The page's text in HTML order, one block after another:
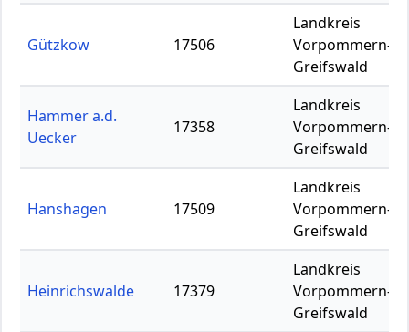
Gützkow 17506
Landkreis
Vorpommern-
Greifswald
Hammer a.d.
Uecker
17358
Landkreis
Vorpommern-
Greifswald
Hanshagen 17509
Landkreis
Vorpommern-
Greifswald
Heinrichswalde 17379
Landkreis
Vorpommern-
Greifswald